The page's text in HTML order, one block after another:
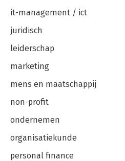
it-management / ict
juridisch
leiderschap
marketing
mens en maatschappij
non-profit
ondernemen
organisatiekunde
personal finance